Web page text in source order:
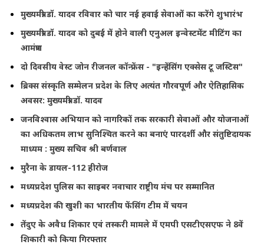
मुख्यमंत्री डॉ. यादव रविवार को चार नई हवाई सेवाओं का करेंगे शुभारंभ
मुख्यमंत्री डॉ. यादव को दुबई में होने वाली एनुअल इन्वेस्टमेंट मीटिंग का
आमंत्रण
दो दिवसीय वेस्ट जोन रीजनल कॉन्फ्रेंस - "इन्हेंसिंग एक्सेस टू जस्टिस"
ब्रिक्स संस्कृति सम्मेलन प्रदेश के लिए अत्यंत गौरवपूर्ण और ऐतिहासिक
अवसर: मुख्यमंत्री डॉ. यादव
जनविश्वास अभियान को नागरिकों तक सरकारी सेवाओं और योजनाओं
का अधिकतम लाभ सुनिश्चित करने का बनाएं पारदर्शी और संतुष्टिदायक
माध्यम : मुख्य सचिव श्री बर्णवाल
मुरैना के डायल-112 हीरोज
मध्यप्रदेश पुलिस का साइबर नवाचार राष्ट्रीय मंच पर सम्मानित
मध्यप्रदेश की खुशी का भारतीय फेंसिंग टीम में चयन
तेंदुए के अवैध शिकार एवं तस्करी मामले में एमपी एसटीएसएफ ने 8वें
शिकारी को किया गिरफ्तार